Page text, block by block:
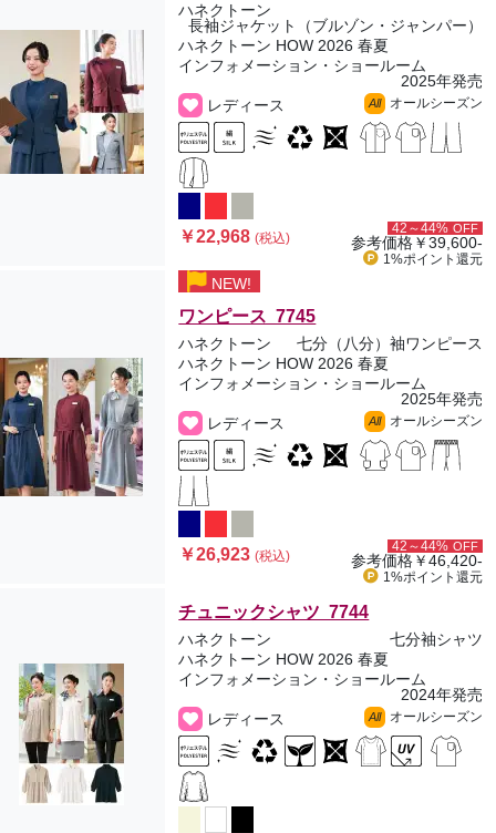
ハネクトーン
長袖ジャケット（ブルゾン・ジャンパー）
ハネクトーン HOW 2026 春夏
インフォメーション・ショールーム
2025年発売
レディース
All オールシーズン
￥22,968(税込)
42～44% OFF
参考価格￥39,600-
1%ポイント 還元
NEW!
ワンピース 7745
ハネクトーン
七分（八分）袖ワンピース
ハネクトーン HOW 2026 春夏
インフォメーション・ショールーム
2025年発売
レディース
All オールシーズン
￥26,923(税込)
42～44% OFF
参考価格￥46,420-
1%ポイント 還元
チュニックシャツ 7744
ハネクトーン
七分袖シャツ
ハネクトーン HOW 2026 春夏
インフォメーション・ショールーム
2024年発売
レディース
All オールシーズン